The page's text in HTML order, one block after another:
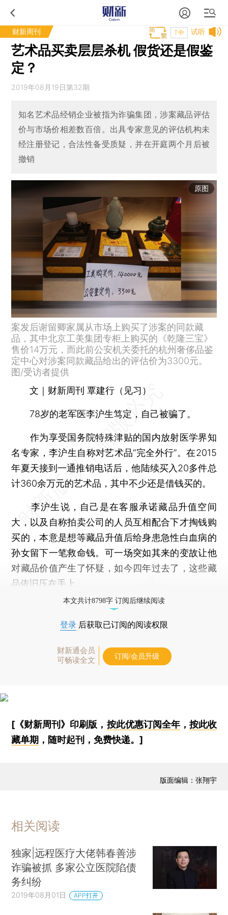
财新周刊 试听
T中
艺术品买卖层层杀机 假货还是假鉴
定？
2019年08月19日第32期
知名艺术品经销企业被指为诈骗集团，涉案藏品评估
价与市场价相差数百倍。出具专家意见的评估机构未
经注册登记，合法性备受质疑，并在开庭两个月后被
撤销
原图
案发后谢留卿家属从市场上购买了涉案的同款藏
品，其中北京工美集团专柜上购买的《乾隆三宝》
售价14万元，而此前公安机关委托的杭州奢侈品鉴
定中心对涉案同款藏品给出的评估价为3300元。
图/受访者提供
文｜财新周刊 覃建行（见习）
78岁的老军医李沪生笃定，自己被骗了。
作为享受国务院特殊津贴的国内放射医学界知
名专家，李沪生自称对艺术品“完全外行”。在2015
年夏天接到一通推销电话后，他陆续买入20多件总
计360余万元的艺术品，其中不少还是借钱买的。
李沪生说，自己是在客服承诺藏品升值空间
大，以及自称拍卖公司的人员互相配合下才掏钱购
买的，本意是想等藏品升值后给身患急性白血病的
孙女留下一笔救命钱。可一场突如其来的变故让他
对藏品价值产生了怀疑，如今四年过去了，这些藏
品依旧压在手上。
本文共计8798字 订阅后继续阅读
登录 后获取已订阅的阅读权限
财新通会员
可畅读全文
订阅/会员升级
[《财新周刊》印刷版， 按此优惠订阅全年， 按此收
藏单期 ，随时起刊，免费快递。]
版面编辑：张翔宇
相关阅读
独家|远程医疗大佬韩春善涉
诈骗被抓 多家公立医院陷债
务纠纷
2019年08月01日 APP打开